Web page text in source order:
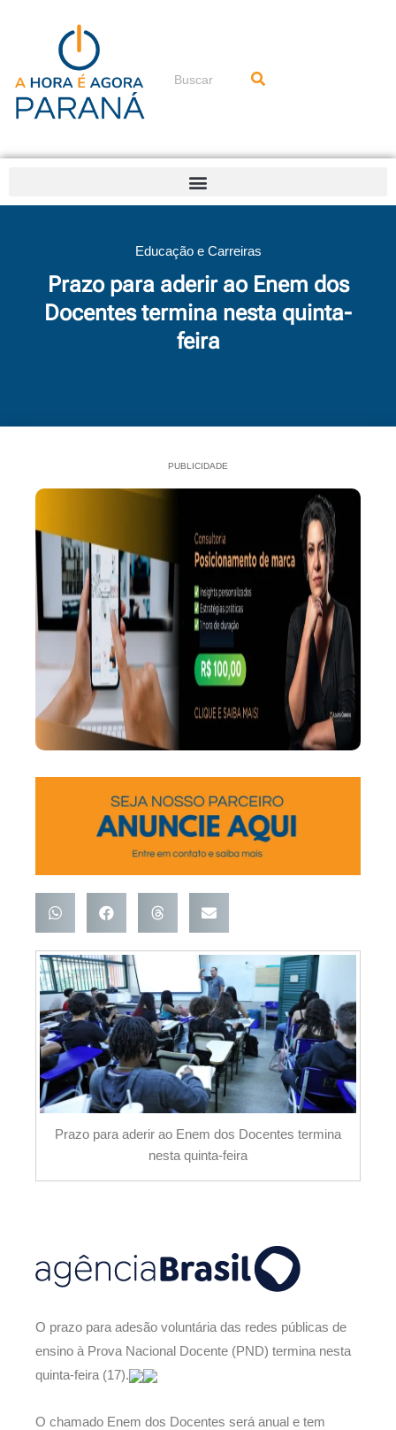
conteúdo
Pesquisar
Educação e Carreiras
Prazo para aderir ao Enem dos
Docentes termina nesta quinta-
feira
PUBLICIDADE
Prazo para aderir ao Enem dos Docentes termina
nesta quinta-feira
O prazo para adesão voluntária das redes públicas de
ensino à Prova Nacional Docente (PND) termina nesta
quinta-feira (17).
O chamado Enem dos Docentes será anual e tem